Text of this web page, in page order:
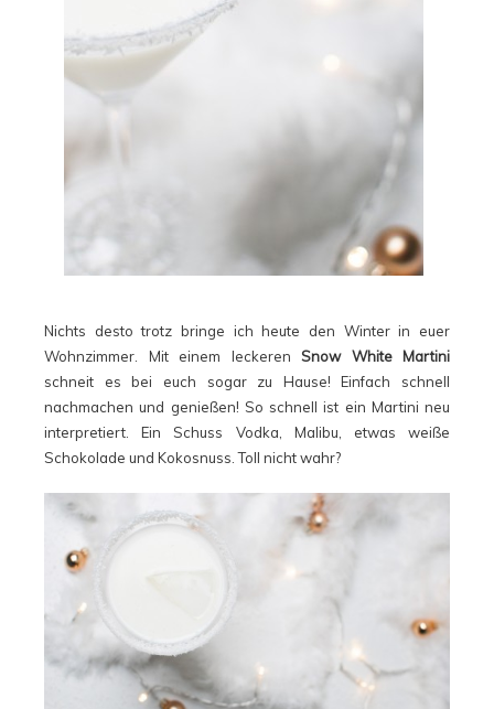
Nichts desto trotz bringe ich heute den Winter in euer
Wohnzimmer. Mit einem leckeren Snow White Martini
schneit es bei euch sogar zu Hause! Einfach schnell
nachmachen und genießen! So schnell ist ein Martini neu
interpretiert. Ein Schuss Vodka, Malibu, etwas weiße
Schokolade und Kokosnuss. Toll nicht wahr?